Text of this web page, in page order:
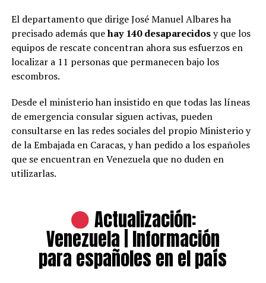
El departamento que dirige José Manuel Albares ha
precisado además quehay 140 desaparecidosy que los
equipos de rescate concentran ahora sus esfuerzos en
localizar a 11 personas que permanecen bajo los
escombros.
Desde el ministerio han insistido en que todas las líneas
de emergencia consular siguen activas, pueden
consultarse en las redes sociales del propio Ministerio y
de la Embajada en Caracas, y han pedido a los españoles
que se encuentran en Venezuela que no duden en
utilizarlas.
Actualización:
Venezuela | Información
para españoles en el país